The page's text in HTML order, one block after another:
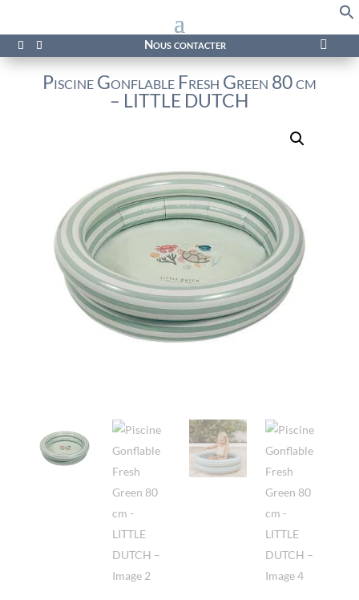
Nous contacter 
Piscine Gonflable Fresh Green 80 cm
– LITTLE DUTCH